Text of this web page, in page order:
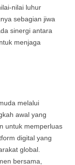
nilai luhur
sebagian jiwa
sinergi antara
menjaga
melalui
awal yang
untuk memperluas
digital yang
global.
bersama,